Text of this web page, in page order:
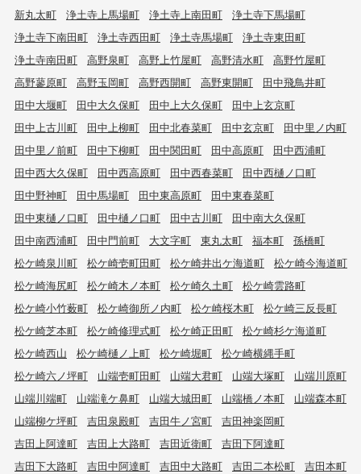
新丸太町
浄土寺上馬場町 浄土寺上南田町
浄土寺下馬場町
浄土寺下南田町
浄土寺西田町 浄土寺馬場町
浄土寺東田町
浄土寺南田町
高野泉町 高野上竹屋町 高野清水町
高野竹屋町
高野蓼原町
高野玉岡町 高野西開町 高野東開町
田中飛鳥井町
田中大堰町
田中大久保町 田中上大久保町
田中上玄京町
田中上古川町
田中上柳町 田中北春菜町 田中玄京町
田中里ノ内町
田中里ノ前町
田中下柳町 田中関田町 田中高原町
田中西浦町
田中西大久保町
田中西高原町 田中西春菜町
田中西樋ノ口町
田中野神町
田中馬場町 田中東高原町
田中東春菜町
田中東樋ノ口町
田中樋ノ口町 田中古川町
田中南大久保町
田中南西浦町
田中門前町 大文字町 東丸太町 福本町
孫橋町
松ケ崎泉川町
松ケ崎壱町田町 松ケ崎井出ケ海道町
松ケ崎今海道町
松ケ崎海尻町
松ケ崎木ノ本町 松ケ崎久土町
松ケ崎雲路町
松ケ崎小竹薮町
松ケ崎御所ノ内町 松ケ崎桜木町
松ケ崎三反長町
松ケ崎芝本町
松ケ崎修理式町 松ケ崎正田町
松ケ崎杉ケ海道町
松ケ崎西山
松ケ崎樋ノ上町 松ケ崎堀町
松ケ崎横縄手町
松ケ崎六ノ坪町
山端壱町田町 山端大君町 山端大塚町
山端川原町
山端川端町
山端滝ケ鼻町 山端大城田町 山端橋ノ本町
山端森本町
山端柳ケ坪町
吉田泉殿町 吉田牛ノ宮町
吉田神楽岡町
吉田上阿達町
吉田上大路町 吉田近衛町
吉田下阿達町
吉田下大路町
吉田中阿達町 吉田中大路町 吉田二本松町
吉田本町